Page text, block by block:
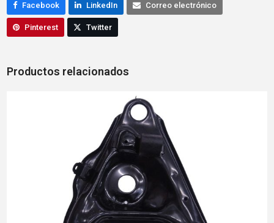
Facebook LinkedIn Correo electrónico
Pinterest Twitter
Productos relacionados